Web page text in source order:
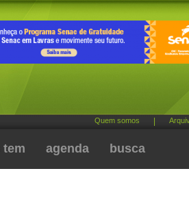
Quem somos
tem agenda busca